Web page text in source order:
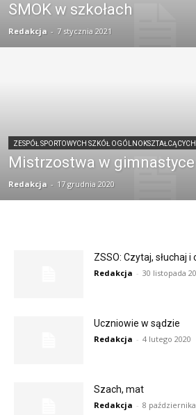
SMOK w szkołach
Redakcja - 7 stycznia 2021
ZESPÓŁ SPORTOWYCH SZKÓŁ OGÓLNOKSZTAŁCĄCYCH
Mistrzostwa w
Redakcja - 17 grudnia 2020
ZSSO: Czytaj, słuchaj i
Redakcja - 30 listopada
Uczniowie w sądzie
Redakcja - 4 lutego 2020
Szach, mat
Redakcja - 8 października